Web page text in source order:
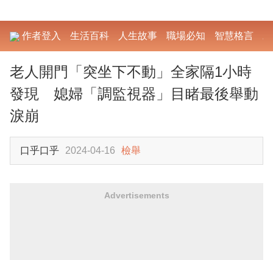
作者登入 生活百科 人生故事 職場必知 智慧格言
老人開門「突坐下不動」全家隔1小時
發現 媳婦「調監視器」目睹最後舉動
淚崩
口乎口乎 2024-04-16 檢舉
Advertisements